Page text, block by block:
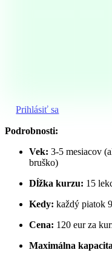
Prihlásiť sa
Podrobnosti:
Vek: 3-5 mesiacov
bruško)
Dĺžka kurzu: 15
Kedy: každý piatok
Cena: 120 eur za
Maximálna